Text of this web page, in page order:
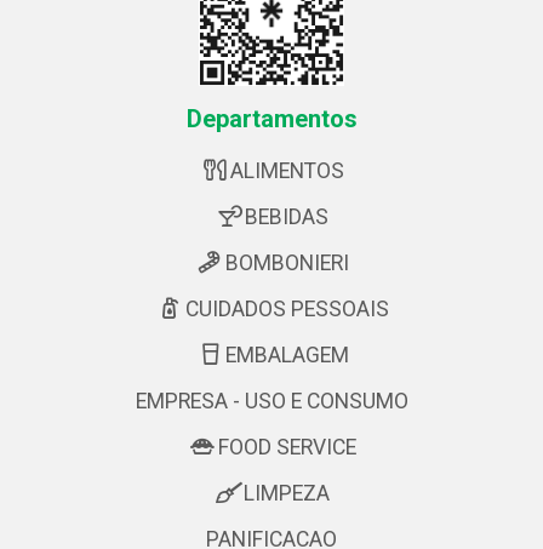
Departamentos
ALIMENTOS
BEBIDAS
BOMBONIERI
CUIDADOS PESSOAIS
EMBALAGEM
EMPRESA - USO E CONSUMO
FOOD SERVICE
LIMPEZA
PANIFICACAO